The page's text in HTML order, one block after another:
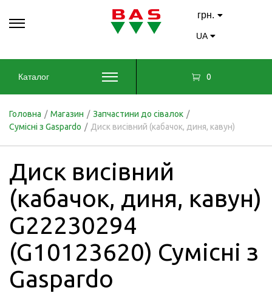
грн.
UA
Каталог 0
Головна / Магазин / Запчастини до сівалок /
Сумісні з Gaspardo / Диск висівний (кабачок, диня, кавун)
Диск висівний
(кабачок, диня, кавун)
G22230294
(G10123620) Сумісні з
Gaspardo